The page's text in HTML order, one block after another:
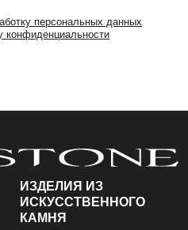
персональных данных
конфиденциальности
ИЗДЕЛИЯ ИЗ
ИСКУССТВЕННОГО
КАМНЯ